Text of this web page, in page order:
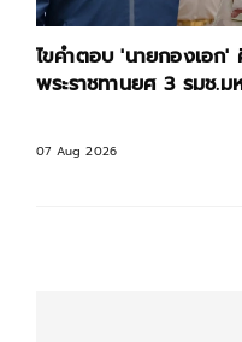
ไขคำตอบ 'นายกองเอก'
พระราชทานยศ 3 รมช.ม
07 Aug 2026